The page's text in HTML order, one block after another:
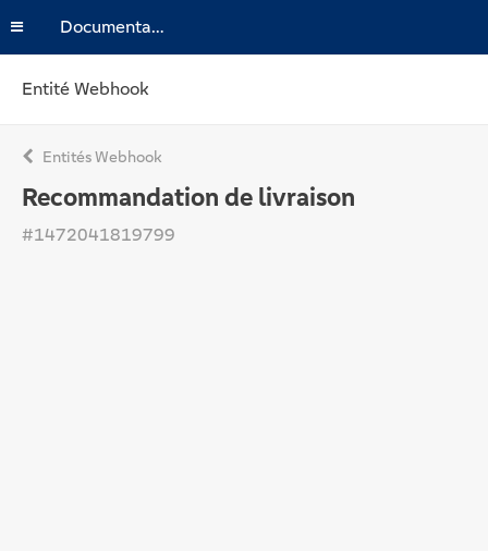
Documentation
Entité Webhook
Entités Webhook
Recommandation de livraison
#1472041819799